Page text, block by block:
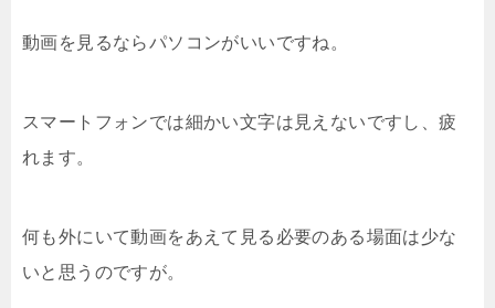
動画を見るならパソコンがいいですね。
スマートフォンでは細かい文字は見えないですし、疲
れます。
何も外にいて動画をあえて見る必要のある場面は少な
いと思うのですが。